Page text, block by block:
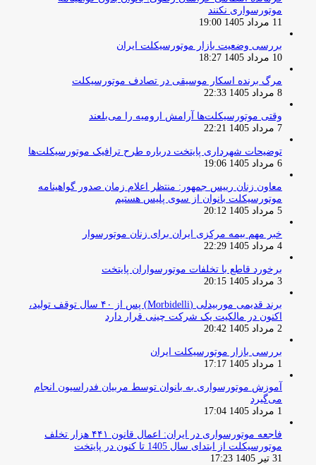
موتورسواری نکنند
11 مرداد 1405 19:00
بررسی وضعیت بازار موتورسیکلت ایران
10 مرداد 1405 18:27
مرگ برنده اسکار موسیقی در تصادف موتورسیکلت
8 مرداد 1405 22:33
وقتی موتورسیکلت‌ها آرامش ارومیه را می‌بلعند
7 مرداد 1405 22:21
توضیحات شهرداری پایتخت درباره طرح ترافیک موتورسیکلت‌ها
6 مرداد 1405 19:06
معاون زنان رییس جمهور: منتظر اعلام زمان صدور گواهینامه
موتورسیکلت بانوان از سوی پلیس هستیم
5 مرداد 1405 20:12
خبر مهم بیمه مرکزی ایران برای زنان موتورسوار
4 مرداد 1405 22:29
برخورد قاطع با تخلفات موتورسواران پایتخت
3 مرداد 1405 20:15
برند قدیمی موربیدلی (Morbidelli) پس از ۴۰ سال توقف تولید،
اکنون در مالکیت یک شرکت چینی قرار دارد
2 مرداد 1405 20:42
بررسی بازار موتورسیکلت ایران
1 مرداد 1405 17:17
آموزش موتورسواری به بانوان توسط مربیان فدراسیون انجام
می‌گیرد
1 مرداد 1405 17:04
فاجعه موتورسواری در ایران: اعمال قانون ۴۴۱ هزار تخلف
موتورسیکلت از ابتدای سال 1405 تا کنون در پایتخت
31 تیر 1405 17:23